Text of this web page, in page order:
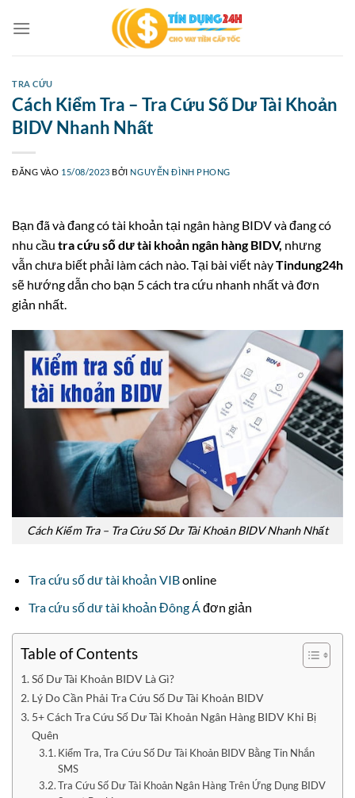
qua
TRA CỨU
Cách Kiểm Tra – Tra Cứu Số Dư Tài Khoản
BIDV Nhanh Nhất
ĐĂNG VÀO 15/08/2023 BỞI NGUYỄN ĐÌNH PHONG
Bạn đã và đang có tài khoản tại ngân hàng BIDV và đang có
nhu cầu tra cứu số dư tài khoản ngân hàng BIDV, nhưng
vẫn chưa biết phải làm cách nào. Tại bài viết nàyTindung24h
sẽ hướng dẫn cho bạn 5 cách tra cứu nhanh nhất và đơn
giản nhất.
Cách Kiểm Tra – Tra Cứu Số Dư Tài Khoản BIDV Nhanh Nhất
Tra cứu số dư tài khoản VIBonline
Tra cứu số dư tài khoản Đông Á đơn giản
Table of Contents
Số Dư Tài Khoản BIDV Là Gì?
Lý Do Cần Phải Tra Cứu Số Dư Tài Khoản BIDV
5+ Cách Tra Cứu Số Dư Tài Khoản Ngân Hàng BIDV Khi Bị
Quên
Kiểm Tra, Tra Cứu Số Dư Tài Khoản BIDV Bằng Tin Nhắn
SMS
Tra Cứu Số Dư Tài Khoản Ngân Hàng Trên Ứng Dụng BIDV